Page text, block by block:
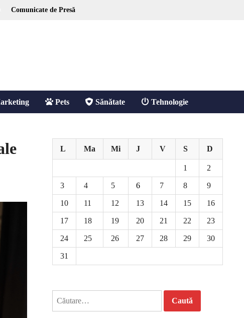
Comunicate de Presă
Pets Sănătate Tehnologie
L Ma Mi J V S D
1 2
3 4 5 6 7 8 9
10 11 12 13 14 15 16
17 18 19 20 21 22 23
24 25 26 27 28 29 30
31